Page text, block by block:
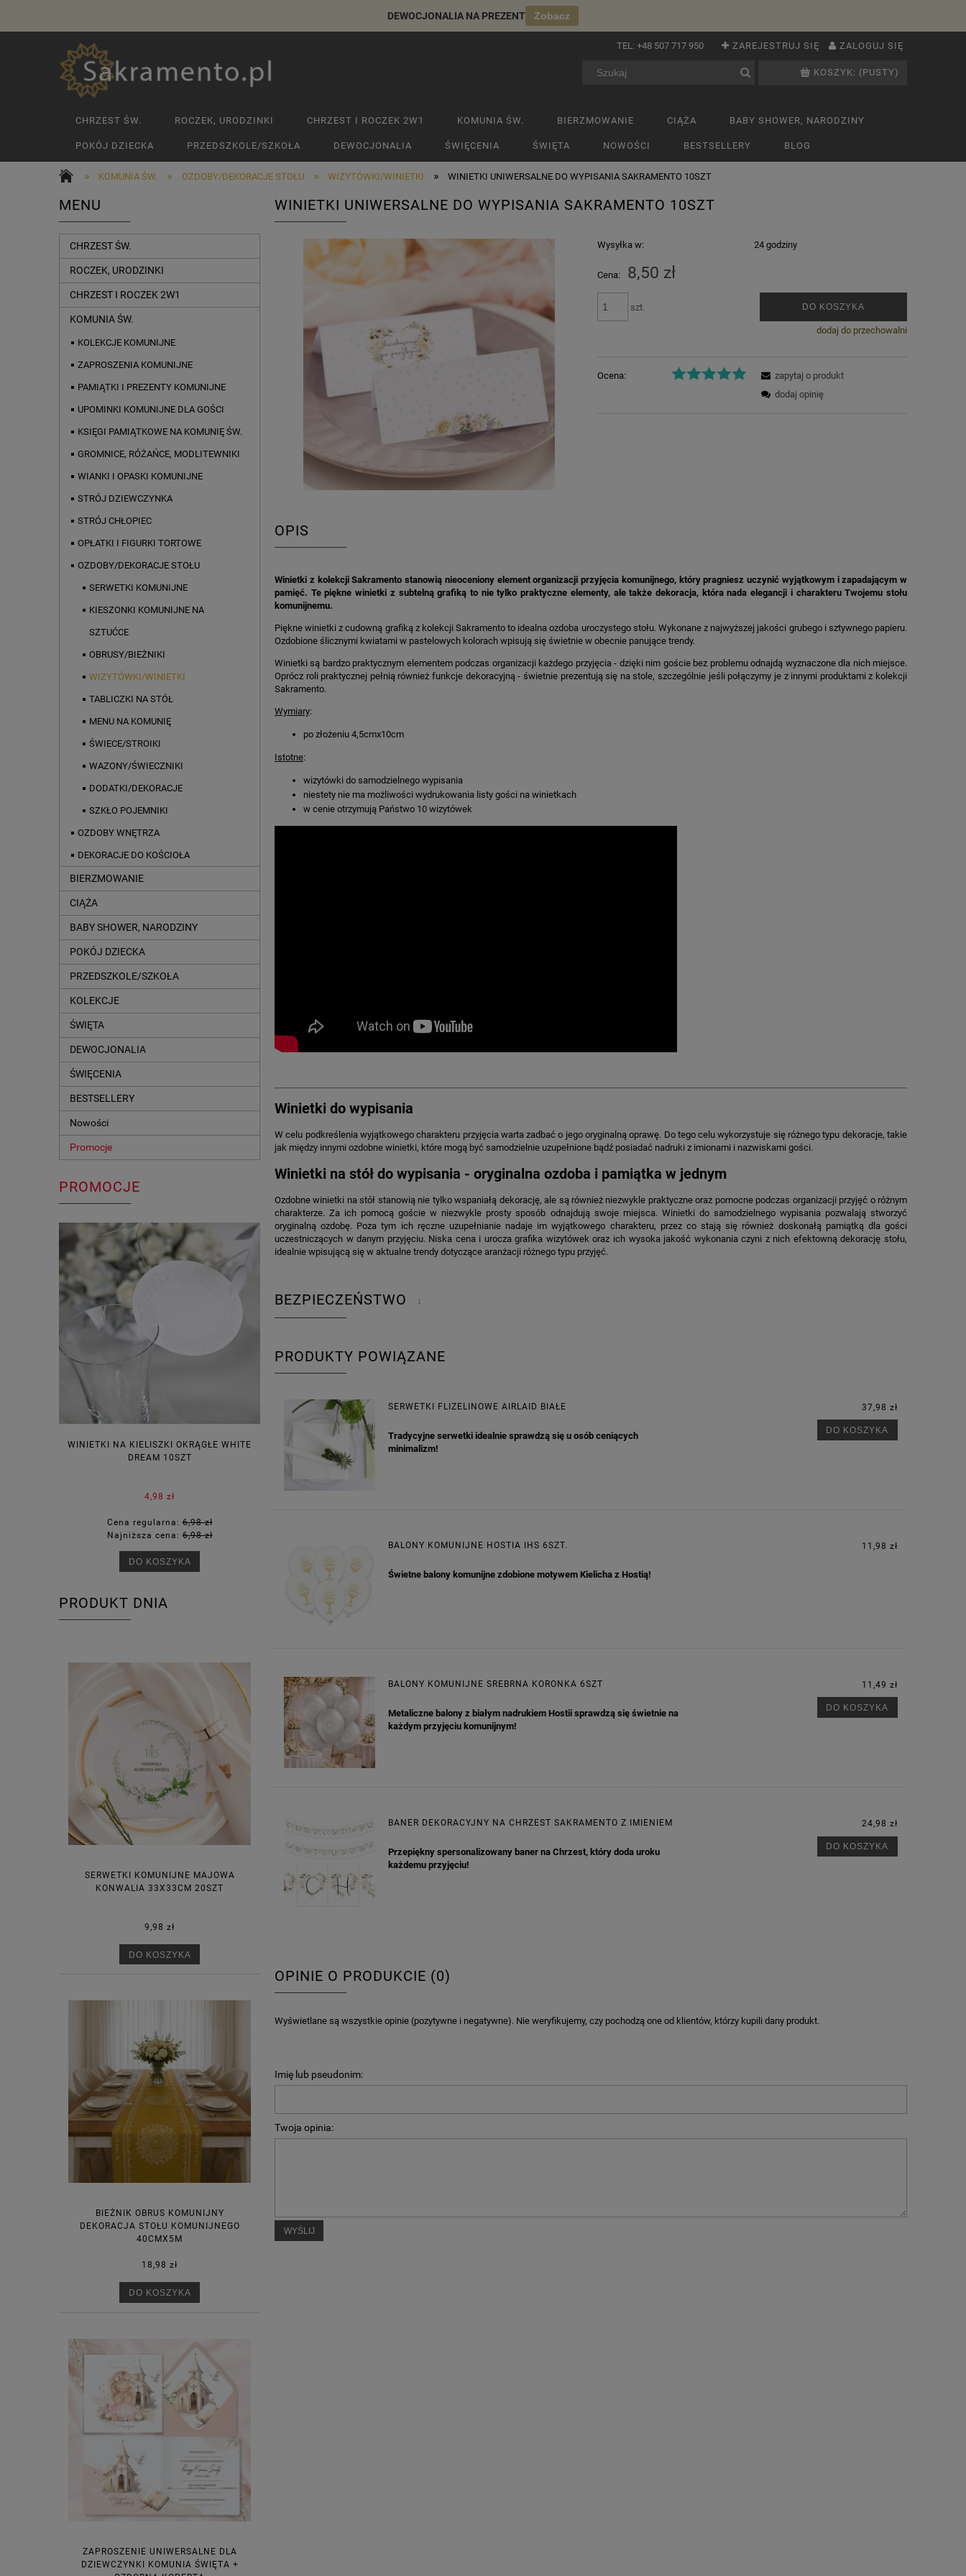
DEWOCJONALIA NA PREZENT Zobacz
ZAREJESTRUJ SIĘ ZALOGUJ SIĘ
TEL: +48 507 717 950
KOSZYK: (PUSTY)
CHRZEST ŚW. ROCZEK, URODZINKI CHRZEST I ROCZEK 2W1 KOMUNIA ŚW. BIERZMOWANIE CIĄŻA BABY SHOWER, NARODZINY
POKÓJ DZIECKA PRZEDSZKOLE/SZKOŁA DEWOCJONALIA ŚWIĘCENIA ŚWIĘTA NOWOŚCI BESTSELLERY BLOG
» KOMUNIA ŚW. » OZDOBY/DEKORACJE STOŁU » WIZYTÓWKI/WINIETKI » WINIETKI UNIWERSALNE DO WYPISANIA SAKRAMENTO 10SZT
MENU
CHRZEST ŚW.
ROCZEK, URODZINKI
CHRZEST I ROCZEK 2W1
KOMUNIA ŚW.
KOLEKCJE KOMUNIJNE
ZAPROSZENIA KOMUNIJNE
PAMIĄTKI I PREZENTY KOMUNIJNE
UPOMINKI KOMUNIJNE DLA GOŚCI
KSIĘGI PAMIĄTKOWE NA KOMUNIĘ ŚW.
GROMNICE, RÓŻAŃCE, MODLITEWNIKI
WIANKI I OPASKI KOMUNIJNE
STRÓJ DZIEWCZYNKA
STRÓJ CHŁOPIEC
OPŁATKI I FIGURKI TORTOWE
OZDOBY/DEKORACJE STOŁU
SERWETKI KOMUNIJNE
KIESZONKI KOMUNIJNE NA
SZTUĆCE
OBRUSY/BIEŻNIKI
WIZYTÓWKI/WINIETKI
TABLICZKI NA STÓŁ
MENU NA KOMUNIĘ
ŚWIECE/STROIKI
WAZONY/ŚWIECZNIKI
DODATKI/DEKORACJE
SZKŁO POJEMNIKI
OZDOBY WNĘTRZA
DEKORACJE DO KOŚCIOŁA
BIERZMOWANIE
CIĄŻA
BABY SHOWER, NARODZINY
POKÓJ DZIECKA
PRZEDSZKOLE/SZKOŁA
KOLEKCJE
ŚWIĘTA
DEWOCJONALIA
ŚWIĘCENIA
BESTSELLERY
Nowości
Promocje
PROMOCJE
WINIETKI NA KIELISZKI OKRĄGŁE WHITE
DREAM 10SZT
4,98 zł
Cena regularna:6,98 zł
Najniższa cena:6,98 zł
DO KOSZYKA
PUDEŁECZKA PODZIĘKOWANIE ZŁOTA
KORONKA KWADRAT 10SZT
PRODUKT DNIA
SERWETKI KOMUNIJNE MAJOWA
KONWALIA 33X33CM 20SZT
9,98 zł
DO KOSZYKA
BIEŻNIK OBRUS KOMUNIJNY
DEKORACJA STOŁU KOMUNIJNEGO
40CMX5M
18,98 zł
DO KOSZYKA
ZAPROSZENIE UNIWERSALNE DLA
DZIEWCZYNKI KOMUNIA ŚWIĘTA +
WINIETKI UNIWERSALNE DO WYPISANIA SAKRAMENTO 10SZT
Wysyłka w: 24 godziny
Cena: 8,50 zł
szt. DO KOSZYKA
dodaj do przechowalni
Ocena:
zapytaj o produkt
dodaj opinię
OPIS
Winietki z kolekcji Sakramento stanowią nieoceniony element organizacji przyjęcia komunijnego, który pragniesz uczynić wyjątkowym i zapadającym w
pamięć. Te piękne winietki z subtelną grafiką to nie tylko praktyczne elementy, ale także dekoracja, która nada elegancji i charakteru Twojemu stołu
komunijnemu.
Piękne winietki z cudowną grafiką z kolekcji Sakramento to idealna ozdoba uroczystego stołu. Wykonane z najwyższej jakości grubego i sztywnego papieru.
Ozdobione ślicznymi kwiatami w pastelowych kolorach wpisują się świetnie w obecnie panujące trendy.
Winietki są bardzo praktycznym elementem podczas organizacji każdego przyjęcia - dzięki nim goście bez problemu odnajdą wyznaczone dla nich miejsce.
Oprócz roli praktycznej pełnią również funkcje dekoracyjną - świetnie prezentują się na stole, szczególnie jeśli połączymy je z innymi produktami z kolekcji
Sakramento.
Wymiary:
po złożeniu 4,5cmx10cm
Istotne:
wizytówki do samodzielnego wypisania
niestety nie ma możliwości wydrukowania listy gości na winietkach
w cenie otrzymują Państwo 10 wizytówek
Winietki do wypisania
W celu podkreślenia wyjątkowego charakteru przyjęcia warta zadbać o jego oryginalną oprawę. Do tego celu wykorzystuje się różnego typu dekoracje, takie
jak między innymi ozdobne winietki, które mogą być samodzielnie uzupełnione bądź posiadać nadruki z imionami i nazwiskami gości.
Winietki na stół do wypisania - oryginalna ozdoba i pamiątka w jednym
Ozdobne winietki na stół stanowią nie tylko wspaniałą dekorację, ale są również niezwykle praktyczne oraz pomocne podczas organizacji przyjęć o różnym
charakterze. Za ich pomocą goście w niezwykle prosty sposób odnajdują swoje miejsca. Winietki do samodzielnego wypisania pozwalają stworzyć
oryginalną ozdobę. Poza tym ich ręczne uzupełnianie nadaje im wyjątkowego charakteru, przez co stają się również doskonałą pamiątką dla gości
uczestniczących w danym przyjęciu. Niska cena i urocza grafika wizytówek oraz ich wysoka jakość wykonania czyni z nich efektowną dekorację stołu,
idealnie wpisującą się w aktualne trendy dotyczące aranżacji różnego typu przyjęć.
BEZPIECZEŃSTWO ↓
PRODUKTY POWIĄZANE
SERWETKI FLIZELINOWE AIRLAID BIAŁE
Tradycyjne serwetki idealnie sprawdzą się u osób ceniących
minimalizm!
37,98 zł
DO KOSZYKA
BALONY KOMUNIJNE HOSTIA IHS 6SZT.
Świetne balony komunijne zdobione motywem Kielicha z Hostią!
11,98 zł
BALONY KOMUNIJNE SREBRNA KORONKA 6SZT
Metaliczne balony z białym nadrukiem Hostii sprawdzą się świetnie na
każdym przyjęciu komunijnym!
11,49 zł
DO KOSZYKA
BANER DEKORACYJNY NA CHRZEST SAKRAMENTO Z IMIENIEM
Przepiękny spersonalizowany baner na Chrzest, który doda uroku
każdemu przyjęciu!
24,98 zł
DO KOSZYKA
OPINIE O PRODUKCIE (0)
Wyświetlane są wszystkie opinie (pozytywne i negatywne). Nie weryfikujemy, czy pochodzą one od klientów, którzy kupili dany produkt.
Imię lub pseudonim:
Twoja opinia:
WYŚLIJ